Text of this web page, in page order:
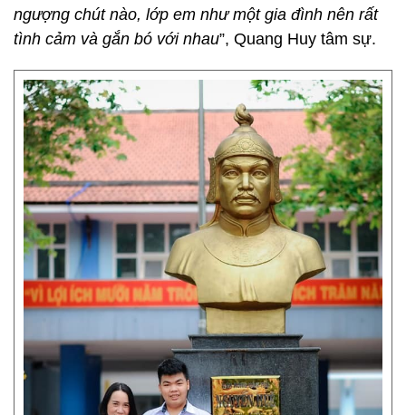
ngượng chút nào, lớp em như một gia đình nên rất
tình cảm và gắn bó với nhau”, Quang Huy tâm sự.